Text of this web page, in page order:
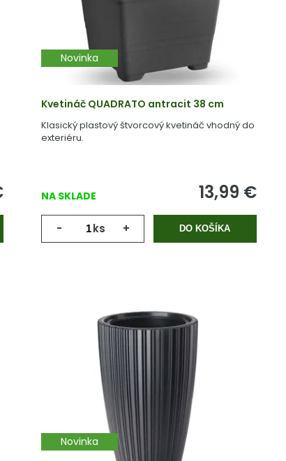
Novinka
Kvetináč QUADRATO antracit 38 cm
Klasický plastový štvorcový kvetináč vhodný do
exteriéru.
NA SKLADE 13,99 €
- ks + DO KOŠÍKA
Novinka